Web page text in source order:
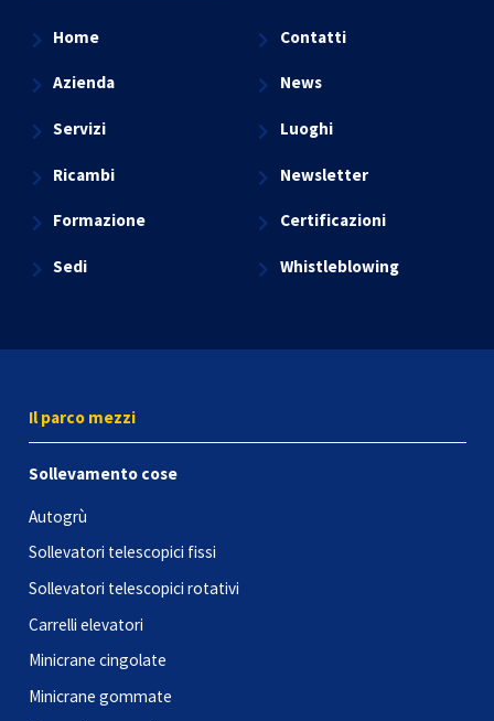
Home
Azienda
Servizi
Ricambi
Formazione
Sedi
Contatti
News
Luoghi
Newsletter
Certificazioni
Whistleblowing
Il parco mezzi
Sollevamento cose
Autogrù
Sollevatori telescopici fissi
Sollevatori telescopici rotativi
Carrelli elevatori
Minicrane cingolate
Minicrane gommate